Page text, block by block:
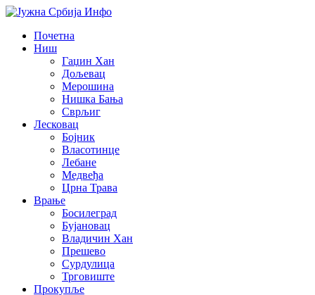
Почетна
Ниш
Гаџин Хан
Дољевац
Мерошина
Нишка Бања
Сврљиг
Лесковац
Бојник
Власотинце
Лебане
Медвеђа
Црна Трава
Врање
Босилеград
Бујановац
Владичин Хан
Прешево
Сурдулица
Трговиште
Прокупље